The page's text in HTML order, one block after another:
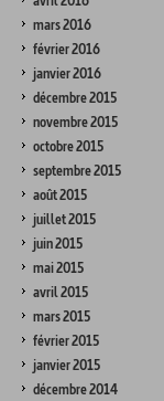
mars 2016
février 2016
janvier 2016
décembre 2015
novembre 2015
octobre 2015
septembre 2015
août 2015
juillet 2015
juin 2015
mai 2015
avril 2015
mars 2015
février 2015
janvier 2015
décembre 2014